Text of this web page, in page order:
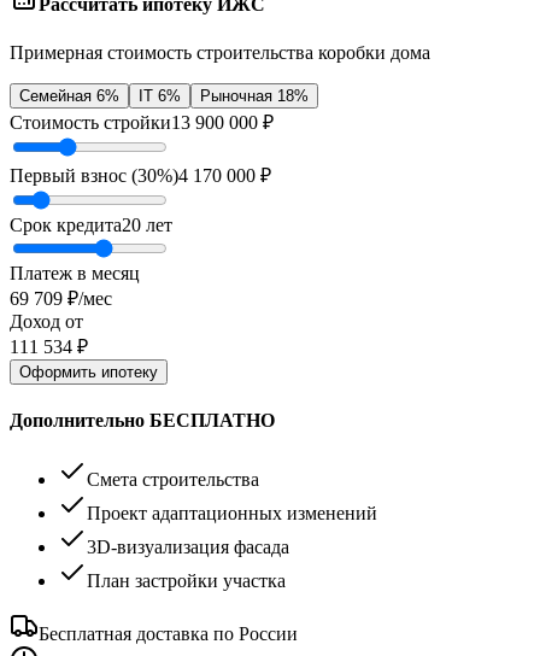
Рассчитать ипотеку ИЖС
Примерная стоимость строительства коробки дома
Семейная 6% IT 6% Рыночная 18%
Стоимость стройки13 900 000 ₽
Первый взнос (30%)4 170 000 ₽
Срок кредита20 лет
Платеж в месяц
69 709 ₽/мес
Доход от
111 534 ₽
Оформить ипотеку
Дополнительно БЕСПЛАТНО
Смета строительства
Проект адаптационных изменений
3D-визуализация фасада
План застройки участка
Бесплатная доставка по России